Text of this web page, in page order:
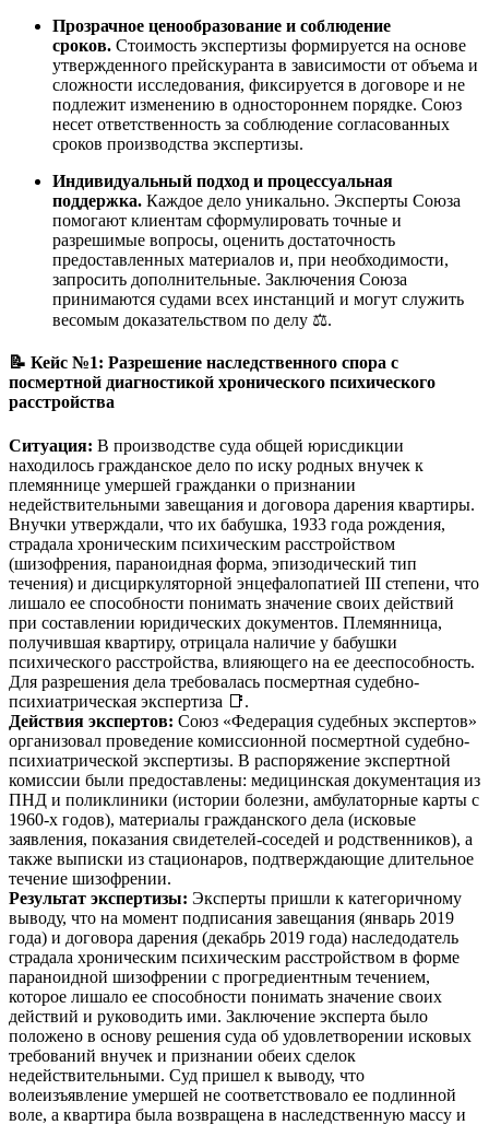
Прозрачное ценообразование и соблюдение
сроков. Стоимость экспертизы формируется на основе
утвержденного прейскуранта в зависимости от объема и
сложности исследования, фиксируется в договоре и не
подлежит изменению в одностороннем порядке. Союз
несет ответственность за соблюдение согласованных
сроков производства экспертизы.
Индивидуальный подход и процессуальная
поддержка. Каждое дело уникально. Эксперты Союза
помогают клиентам сформулировать точные и
разрешимые вопросы, оценить достаточность
предоставленных материалов и, при необходимости,
запросить дополнительные. Заключения Союза
принимаются судами всех инстанций и могут служить
весомым доказательством по делу ⚖️.
📝 Кейс №1: Разрешение наследственного спора с
посмертной диагностикой хронического психического
расстройства
Ситуация: В производстве суда общей юрисдикции
находилось гражданское дело по иску родных внучек к
племяннице умершей гражданки о признании
недействительными завещания и договора дарения квартиры.
Внучки утверждали, что их бабушка, 1933 года рождения,
страдала хроническим психическим расстройством
(шизофрения, параноидная форма, эпизодический тип
течения) и дисциркуляторной энцефалопатией III степени, что
лишало ее способности понимать значение своих действий
при составлении юридических документов. Племянница,
получившая квартиру, отрицала наличие у бабушки
психического расстройства, влияющего на ее дееспособность.
Для разрешения дела требовалась посмертная судебно-
психиатрическая экспертиза 📑.
Действия экспертов: Союз «Федерация судебных экспертов»
организовал проведение комиссионной посмертной судебно-
психиатрической экспертизы. В распоряжение экспертной
комиссии были предоставлены: медицинская документация из
ПНД и поликлиники (истории болезни, амбулаторные карты с
1960-х годов), материалы гражданского дела (исковые
заявления, показания свидетелей-соседей и родственников), а
также выписки из стационаров, подтверждающие длительное
течение шизофрении.
Результат экспертизы: Эксперты пришли к категоричному
выводу, что на момент подписания завещания (январь 2019
года) и договора дарения (декабрь 2019 года) наследодатель
страдала хроническим психическим расстройством в форме
параноидной шизофрении с прогредиентным течением,
которое лишало ее способности понимать значение своих
действий и руководить ими. Заключение эксперта было
положено в основу решения суда об удовлетворении исковых
требований внучек и признании обеих сделок
недействительными. Суд пришел к выводу, что
волеизъявление умершей не соответствовало ее подлинной
воле, а квартира была возвращена в наследственную массу и